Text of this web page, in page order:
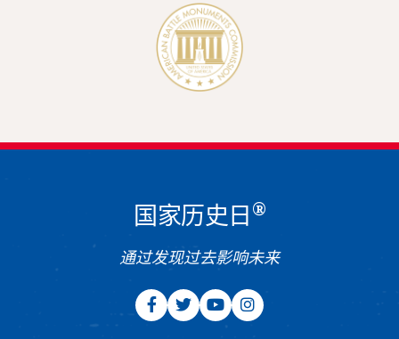
国家历史日 ®
通过发现过去影响未来